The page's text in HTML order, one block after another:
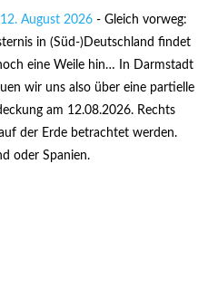
August 2026 - Gleich vorweg:
in (Süd-)Deutschland findet
eine Weile hin… In Darmstadt
wir uns also über eine partielle
am 12.08.2026. Rechts
der Erde betrachtet werden.
oder Spanien.